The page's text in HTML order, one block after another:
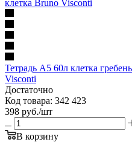
Тетрадь А5 60л клетка
Visconti
Достаточно
Код товара: 342 423
398 руб./шт
В корзину